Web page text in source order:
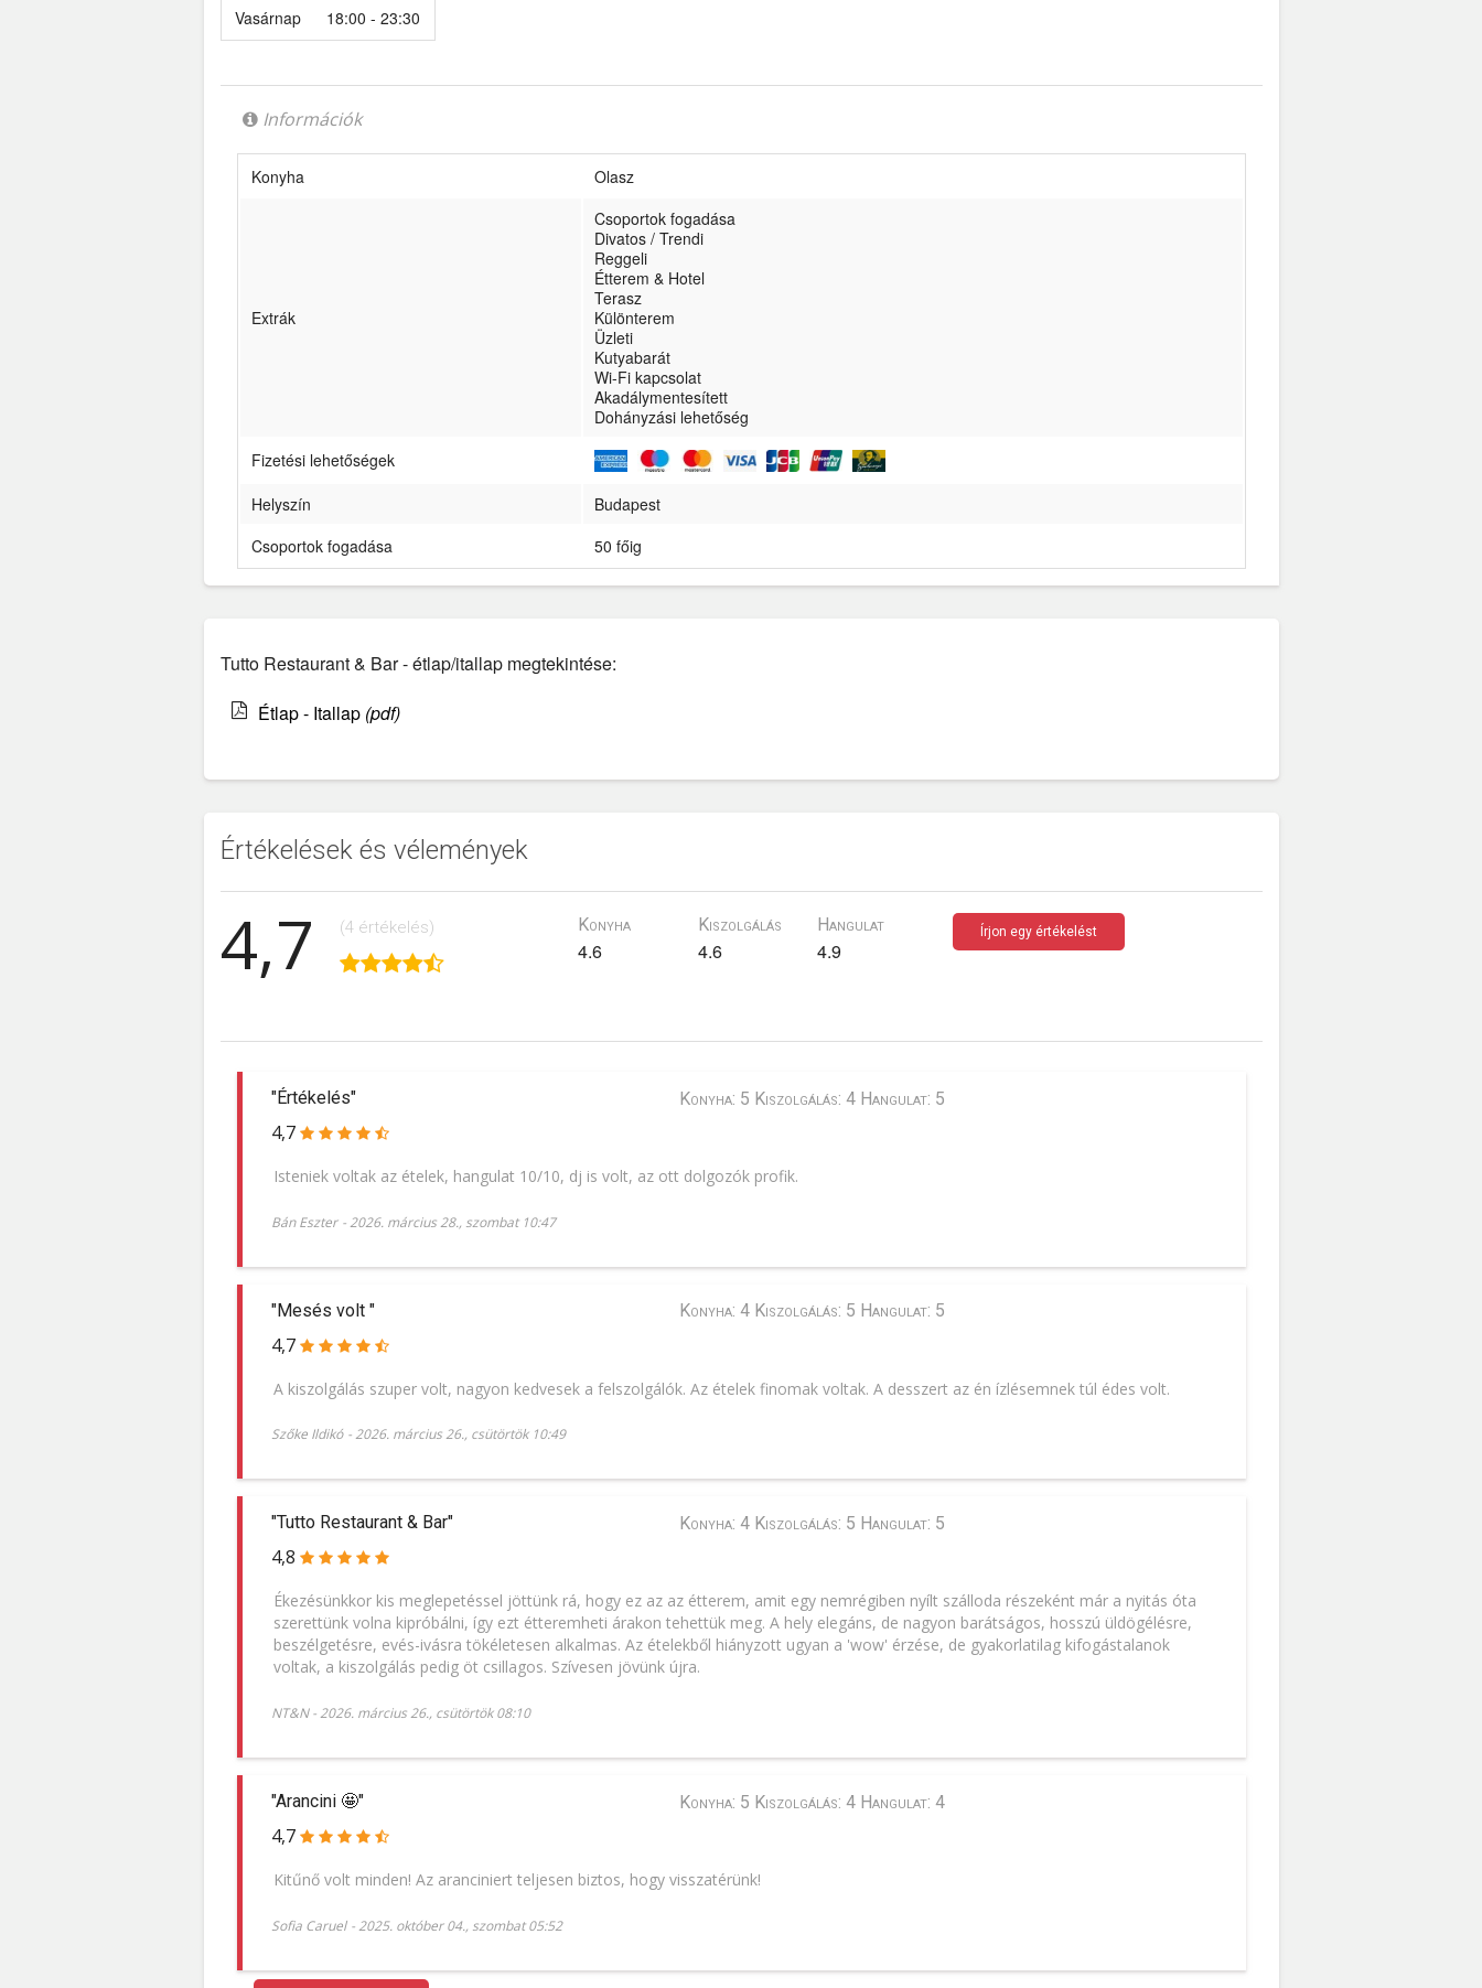
Vasárnap
18:00 - 23:30
Információk
Konyha Olasz
Extrák
Csoportok fogadása
Divatos / Trendi
Reggeli
Étterem & Hotel
Terasz
Különterem
Üzleti
Kutyabarát
Wi-Fi kapcsolat
Akadálymentesített
Dohányzási lehetőség
Fizetési lehetőségek
Helyszín
Budapest
Csoportok fogadása
50 főig
Tutto Restaurant & Bar - étlap/itallap megtekintése:
Étlap - Itallap (pdf)
Értékelések és vélemények
4,7 (4 értékelés) Konyha
4.6
Kiszolgálás
4.6
Hangulat
4.9
Írjon egy értékelést
"Értékelés"
4,7
Konyha: 5 Kiszolgálás: 4 Hangulat: 5
Isteniek voltak az ételek, hangulat 10/10, dj is volt, az ott dolgozók profik.
Bán Eszter -2026. március 28., szombat 10:47
"Mesés volt "
4,7
Konyha: 4 Kiszolgálás: 5 Hangulat: 5
A kiszolgálás szuper volt, nagyon kedvesek a felszolgálók. Az ételek finomak voltak. A desszert az én ízlésemnek túl édes volt.
Szőke Ildikó -2026. március 26., csütörtök 10:49
"Tutto Restaurant & Bar"
4,8
Konyha: 4 Kiszolgálás: 5 Hangulat: 5
Ékezésünkkor kis meglepetéssel jöttünk rá, hogy ez az az étterem, amit egy nemrégiben nyílt szálloda részeként már a nyitás óta
szerettünk volna kipróbálni, így ezt étteremheti árakon tehettük meg. A hely elegáns, de nagyon barátságos, hosszú üldögélésre,
beszélgetésre, evés-ivásra tökéletesen alkalmas. Az ételekből hiányzott ugyan a 'wow' érzése, de gyakorlatilag kifogástalanok
voltak, a kiszolgálás pedig öt csillagos. Szívesen jövünk újra.
NT&N-2026. március 26., csütörtök 08:10
"Arancini 🤩"
4,7
Konyha: 5 Kiszolgálás: 4 Hangulat: 4
Kitűnő volt minden! Az aranciniert teljesen biztos, hogy visszatérünk!
Sofia Caruel -2025. október 04., szombat 05:52